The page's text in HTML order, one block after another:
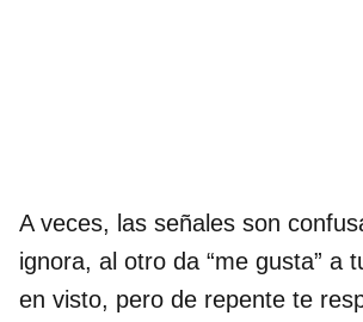
A veces, las señales son
ignora, al otro da “me gusta” a
en visto, pero de repente te